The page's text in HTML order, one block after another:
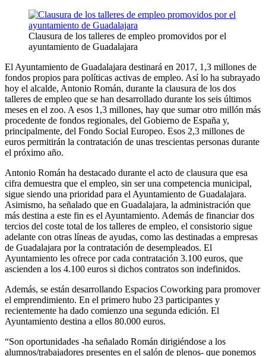
Clausura de los talleres de empleo promovidos por el
ayuntamiento de Guadalajara
El Ayuntamiento de Guadalajara destinará en 2017, 1,3 millones de
fondos propios para políticas activas de empleo. Así lo ha subrayado
hoy el alcalde, Antonio Román, durante la clausura de los dos
talleres de empleo que se han desarrollado durante los seis últimos
meses en el zoo. A esos 1,3 millones, hay que sumar otro millón más
procedente de fondos regionales, del Gobierno de España y,
principalmente, del Fondo Social Europeo. Esos 2,3 millones de
euros permitirán la contratación de unas trescientas personas durante
el próximo año.
Antonio Román ha destacado durante el acto de clausura que esa
cifra demuestra que el empleo, sin ser una competencia municipal,
sigue siendo una prioridad para el Ayuntamiento de Guadalajara.
Asimismo, ha señalado que en Guadalajara, la administración que
más destina a este fin es el Ayuntamiento. Además de financiar dos
tercios del coste total de los talleres de empleo, el consistorio sigue
adelante con otras líneas de ayudas, como las destinadas a empresas
de Guadalajara por la contratación de desempleados. El
Ayuntamiento les ofrece por cada contratación 3.100 euros, que
ascienden a los 4.100 euros si dichos contratos son indefinidos.
Además, se están desarrollando Espacios Coworking para promover
el emprendimiento. En el primero hubo 23 participantes y
recientemente ha dado comienzo una segunda edición. El
Ayuntamiento destina a ellos 80.000 euros.
“Son oportunidades -ha señalado Román dirigiéndose a los
alumnos/trabajadores presentes en el salón de plenos- que ponemos